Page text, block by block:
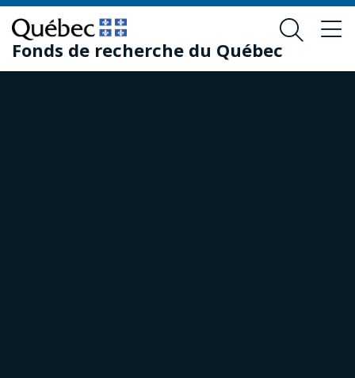
Passer
au
contenu
principal
Passer
au
pied
de
Fonds de recherche du Québec